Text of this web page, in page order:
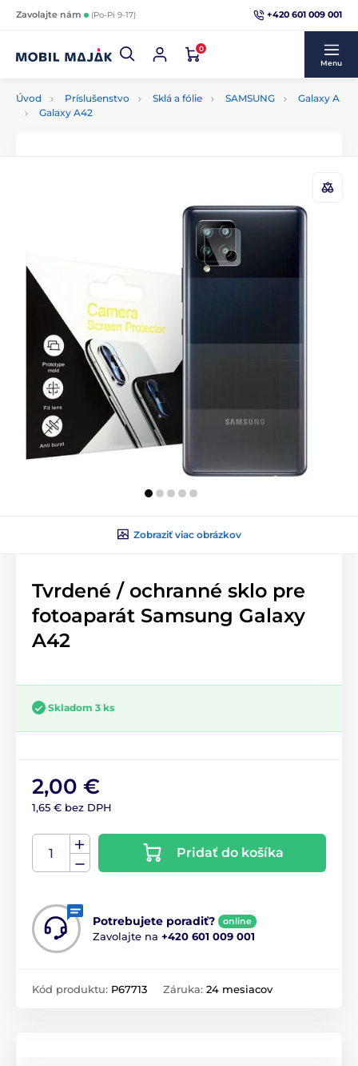
Zavolajte nám (Po-Pi 9-17) +420 601 009 001
0
Menu
Úvod Príslušenstvo Sklá a fólie SAMSUNG
Galaxy A
Galaxy A42
Zobraziť viac obrázkov
Tvrdené / ochranné sklo pre
fotoaparát Samsung Galaxy
A42
Skladom 3 ks
2,00 €
1,65 € bez DPH
Pridať do košíka
Potrebujete poradiť? online
Zavolajte na +420 601 009 001
Kód produktu: P67713 Záruka: 24 mesiacov